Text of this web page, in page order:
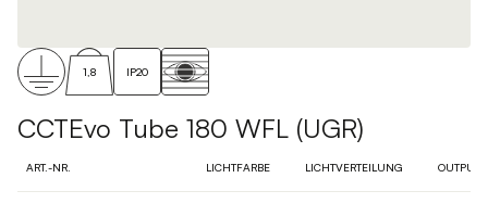
1,8 IP20
CCTEvo Tube 180 WFL (UGR)
ART.-NR. LICHTFARBE LICHTVERTEILUNG OUTPUT